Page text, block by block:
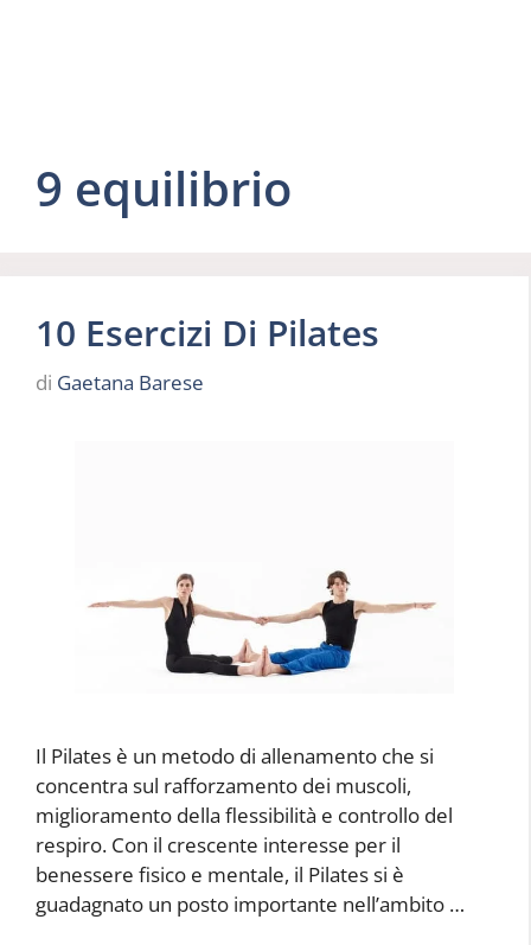
9 equilibrio
10 Esercizi Di Pilates
di Gaetana Barese
Il Pilates è un metodo di allenamento che si
concentra sul rafforzamento dei muscoli,
miglioramento della flessibilità e controllo del
respiro. Con il crescente interesse per il
benessere fisico e mentale, il Pilates si è
guadagnato un posto importante nell’ambito …